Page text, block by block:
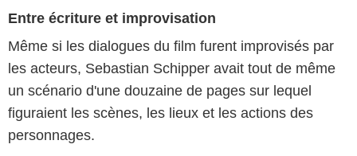
Entre écriture et improvisation
Même si les dialogues du film furent improvisés par
les acteurs, Sebastian Schipper avait tout de même
un scénario d'une douzaine de pages sur lequel
figuraient les scènes, les lieux et les actions des
personnages.